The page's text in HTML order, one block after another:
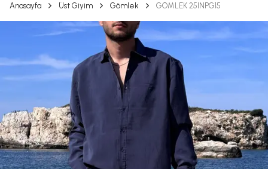
Anasayfa Üst Giyim Gömlek GÖMLEK 25INPG15